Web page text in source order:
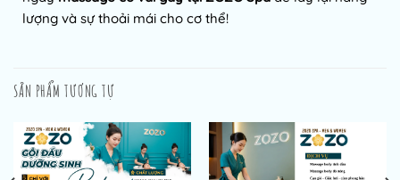
lượng và sự thoải mái cho cơ thể!
SẢN PHẨM TƯƠNG TỰ